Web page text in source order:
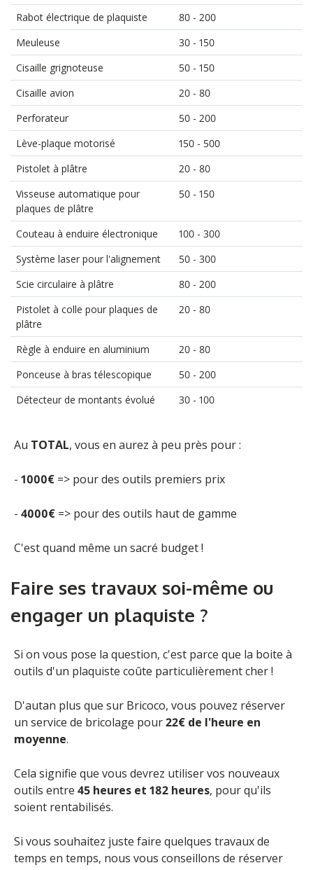
Rabot électrique de plaquiste
80 - 200
Meuleuse
30 - 150
Cisaille grignoteuse
50 - 150
Cisaille avion
20 - 80
Perforateur
50 - 200
Lève-plaque motorisé
150 - 500
Pistolet à plâtre
20 - 80
Visseuse automatique pour
plaques de plâtre
50 - 150
Couteau à enduire électronique
100 - 300
Système laser pour l'alignement
50 - 300
Scie circulaire à plâtre
80 - 200
Pistolet à colle pour plaques de
plâtre
20 - 80
Règle à enduire en aluminium
20 - 80
Ponceuse à bras télescopique
50 - 200
Détecteur de montants évolué
30 - 100
Au TOTAL, vous en aurez à peu près pour :
- 1000€ => pour des outils premiers prix
- 4000€ => pour des outils haut de gamme
C'est quand même un sacré budget !
Faire ses travaux soi-même ou
engager un plaquiste ?
Si on vous pose la question, c'est parce que la boite à
outils d'un plaquiste coûte particulièrement cher !
D'autan plus que sur Bricoco, vous pouvez réserver
un service de bricolage pour22€ de l'heure en
moyenne.
Cela signifie que vous devrez utiliser vos nouveaux
outils entre 45 heures et 182 heures, pour qu'ils
soient rentabilisés.
Si vous souhaitez juste faire quelques travaux de
temps en temps, nous vous conseillons de réserver